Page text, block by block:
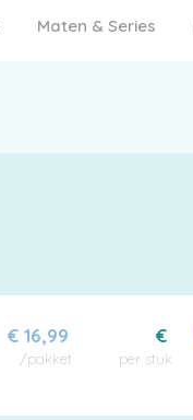
Maten & Series
€ 16,99
/pakket
€
per stuk